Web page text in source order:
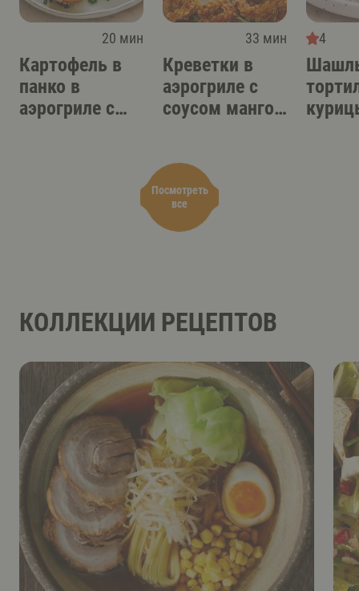
Посмотреть
все
20 мин
Картофель в
панко в
аэрогриле с
33 мин
Креветки в
аэрогриле с
соусом манго-
4
КОЛЛЕКЦИИ РЕЦЕПТОВ